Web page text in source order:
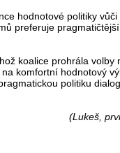
hodnotové politiky
preferuje
koalice prohrála volby
komfortní hodnotový
politiku
(Lukeš,